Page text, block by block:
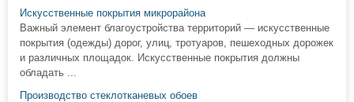
Искусственные покрытия микрорайона
Важный элемент благоустройства территорий — искусственные
покрытия (одежды) дорог, улиц, тротуаров, пешеходных дорожек
и различных площадок. Искусственные покрытия должны
обладать ...
Производство стеклотканевых обоев